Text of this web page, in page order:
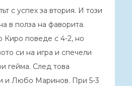
с успех за втория. И този
в полза на фаворита.
Киро поведе с 4-2, но
си на игра и спечели
гейма. След това
и Любо Маринов. При 5-3